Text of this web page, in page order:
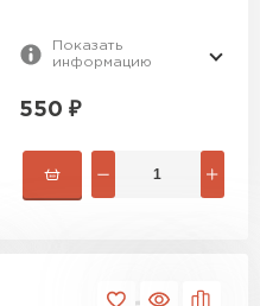
Показать
информацию
550 ₽